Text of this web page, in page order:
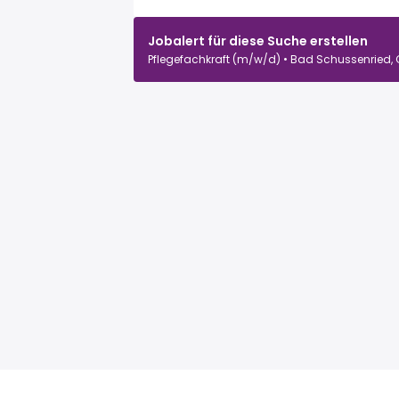
Jobalert für diese Suche erstellen
Pflegefachkraft (m/w/d) • Bad Schussenried,